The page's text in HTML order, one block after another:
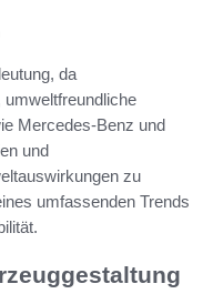
da
Mercedes-Benz und
und
zu
umfassenden Trends